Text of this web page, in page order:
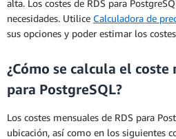
alta. Los costes de RDS para
necesidades. Utilice Calculadora de
sus opciones y poder estimar los
¿Cómo se calcula el coste
para PostgreSQL?
Los costes mensuales de RDS para
ubicación, así como en los siguientes